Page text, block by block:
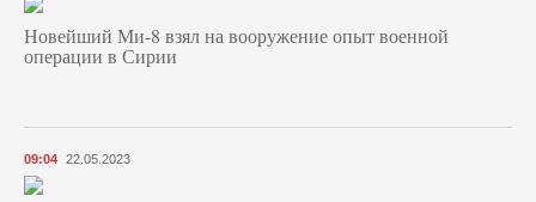
Новейший Ми-8 взял на вооружение опыт военной
операции в Сирии
09:04 22.05.2023